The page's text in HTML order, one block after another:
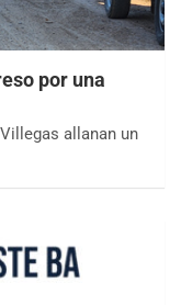
por una
allanan un